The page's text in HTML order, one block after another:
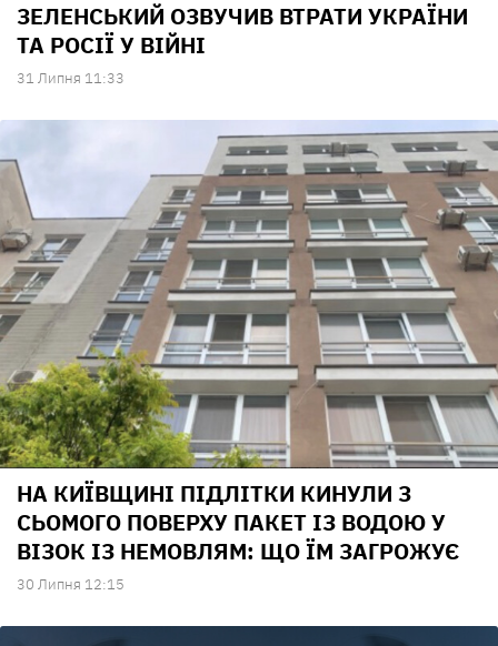
ЗЕЛЕНСЬКИЙ ОЗВУЧИВ ВТРАТИ УКРАЇНИ
ТА РОСІЇ У ВІЙНІ
31 Липня 11:33
НА КИЇВЩИНІ ПІДЛІТКИ КИНУЛИ З
СЬОМОГО ПОВЕРХУ ПАКЕТ ІЗ ВОДОЮ У
ВІЗОК ІЗ НЕМОВЛЯМ: ЩО ЇМ ЗАГРОЖУЄ
30 Липня 12:15